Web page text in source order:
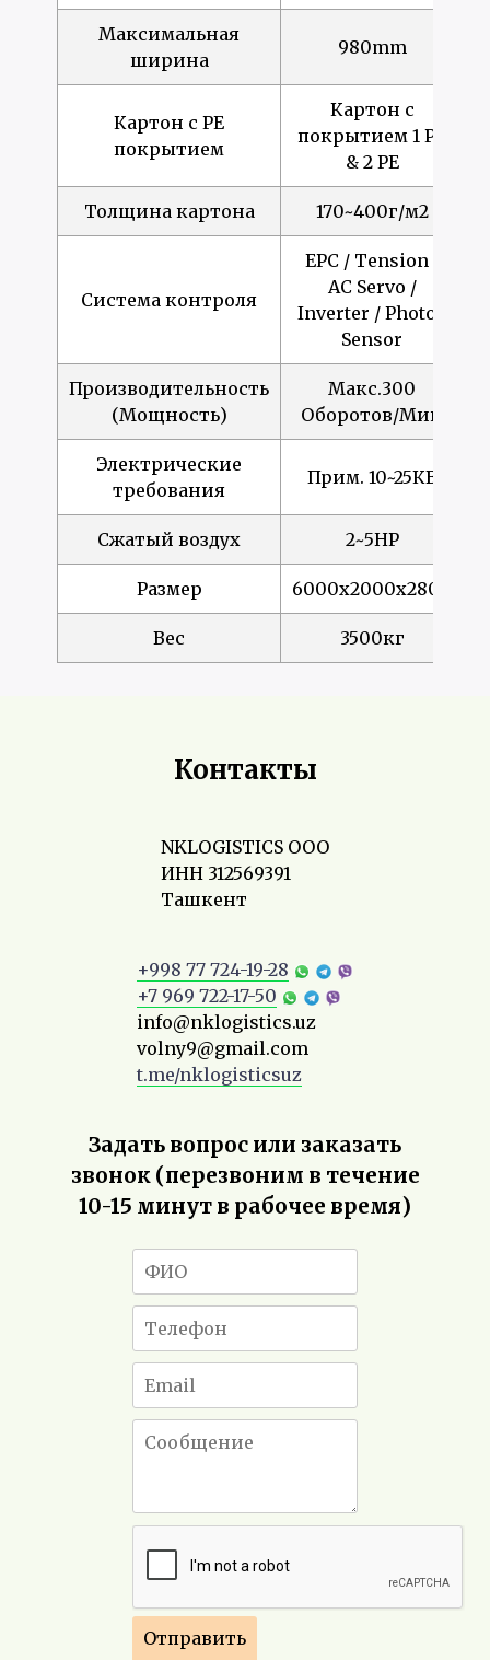
Максимальная
ширина
980mm
Картон с PE
покрытием
Картон с
покрытием 1 PE
& 2 PE
Толщина картона 170~400г/м2
Система контроля
EPC / Tension /
AC Servo /
Inverter / Photo /
Sensor
Производительность
(Мощность)
Макс.300
Оборотов/Мин
Электрические
требования
Прим. 10~25КВ
Сжатый воздух 2~5HP
Размер 6000x2000x2800
Вес 3500кг
Контакты
NKLOGISTICS ООО
ИНН 312569391
Ташкент
+998 77 724-19-28
+7 969 722-17-50
info@nklogistics.uz
volny9@gmail.com
t.me/nklogisticsuz
Задать вопрос или заказать
звонок (перезвоним в течение
10-15 минут в рабочее время)